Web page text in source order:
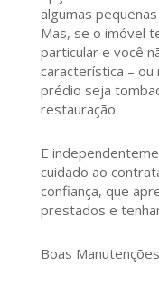
algumas
Mas, se o imóvel
particular e você
característica –
prédio seja
restauração.
E
cuidado ao
confiança, que
prestados e
Boas